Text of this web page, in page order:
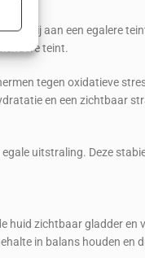
​​bij aan een egalere
teint.
tegen oxidatieve
en een zichtbaar
uitstraling. Deze
huid zichtbaar gladder en
in balans houden en